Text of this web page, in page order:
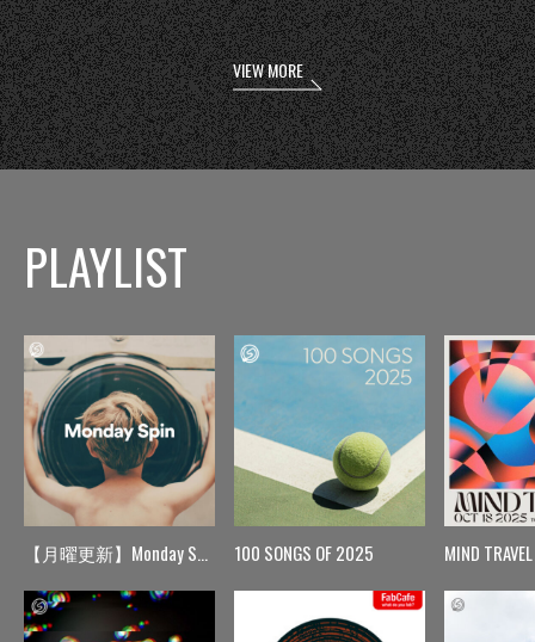
VIEW MORE
PLAYLIST
【月曜更新】Monday Spin 100 SONGS OF 2025 MIND TRAVEL